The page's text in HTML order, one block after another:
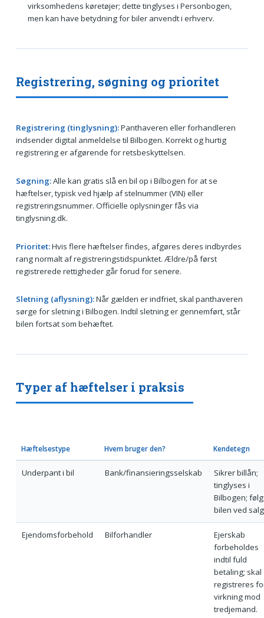
virksomhedens køretøjer; dette tinglyses i Personbogen,
men kan have betydning for biler anvendt i erhverv.
Registrering, søgning og prioritet
Registrering (tinglysning):Panthaveren eller forhandleren
indsender digital anmeldelse til Bilbogen. Korrekt og hurtig
registrering er afgørende for retsbeskyttelsen.
Søgning:Alle kan gratis slå en bil op i Bilbogen for at se
hæftelser, typisk ved hjælp af stelnummer (VIN) eller
registreringsnummer. Officielle oplysninger fås via
tinglysning.dk.
Prioritet:Hvis flere hæftelser findes, afgøres deres indbyrdes
rang normalt af registreringstidspunktet. Ældre/på først
registrerede rettigheder går forud for senere.
Sletning (aflysning):Når gælden er indfriet, skal panthaveren
sørge for sletning i Bilbogen. Indtil sletning er gennemført, står
bilen fortsat som behæftet.
Typer af hæftelser i praksis
Hæftelsestype Hvem bruger den? Kendetegn
Underpant i bil Bank/finansieringsselskab
Sikrer billån;
tinglyses i
Bilbogen;
bilen ved
Ejendomsforbehold Bilforhandler
Ejerskab
forbeholdes
indtil fuld
betaling; skal
registreres
virkning mod
tredjemand.